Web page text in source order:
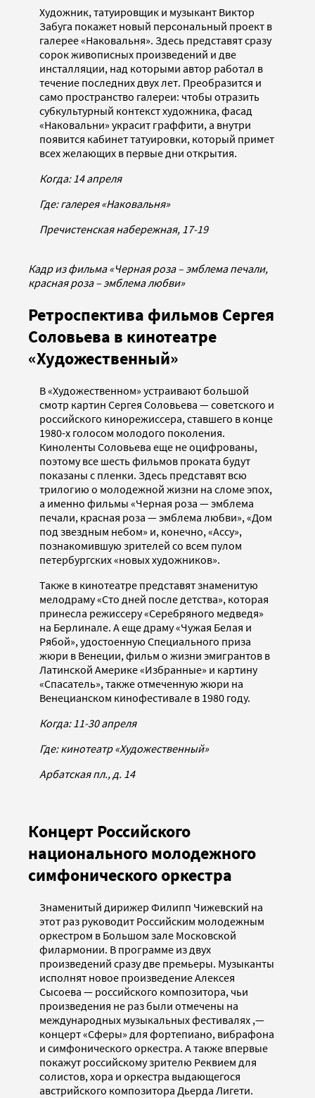
Художник, татуировщик и музыкант Виктор
Забуга покажет новый персональный проект в
галерее «Наковальня». Здесь представят сразу
сорок живописных произведений и две
инсталляции, над которыми автор работал в
течение последних двух лет. Преобразится и
само пространство галереи: чтобы отразить
субкультурный контекст художника, фасад
«Наковальни» украсит граффити, а внутри
появится кабинет татуировки, который примет
всех желающих в первые дни открытия.
Когда: 14 апреля
Где: галерея «Наковальня»
Пречистенская набережная, 17-19
Кадр из фильма «Черная роза – эмблема печали,
красная роза – эмблема любви»
Ретроспектива фильмов Сергея
Соловьева в кинотеатре
«Художественный»
В «Художественном» устраивают большой
смотр картин Сергея Соловьева — советского и
российского кинорежиссера, ставшего в конце
1980-х голосом молодого поколения.
Киноленты Соловьева еще не оцифрованы,
поэтому все шесть фильмов проката будут
показаны с пленки. Здесь представят всю
трилогию о молодежной жизни на сломе эпох,
а именно фильмы «Черная роза — эмблема
печали, красная роза — эмблема любви», «Дом
под звездным небом» и, конечно, «Ассу»,
познакомившую зрителей со всем пулом
петербургских «новых художников».
Также в кинотеатре представят знаменитую
мелодраму «Сто дней после детства», которая
принесла режиссеру «Серебряного медведя»
на Берлинале. А еще драму «Чужая Белая и
Рябой», удостоенную Специального приза
жюри в Венеции, фильм о жизни эмигрантов в
Латинской Америке «Избранные» и картину
«Спасатель», также отмеченную жюри на
Венецианском кинофестивале в 1980 году.
Когда: 11-30 апреля
Где: кинотеатр «Художественный»
Арбатская пл., д. 14
Концерт Российского
национального молодежного
симфонического оркестра
Знаменитый дирижер Филипп Чижевский на
этот раз руководит Российским молодежным
оркестром в Большом зале Московской
филармонии. В программе из двух
произведений сразу две премьеры. Музыканты
исполнят новое произведение Алексея
Сысоева — российского композитора, чьи
произведения не раз были отмечены на
международных музыкальных фестивалях ,—
концерт «Сферы» для фортепиано, вибрафона
и симфонического оркестра. А также впервые
покажут российскому зрителю Реквием для
солистов, хора и оркестра выдающегося
австрийского композитора Дьерда Лигети.